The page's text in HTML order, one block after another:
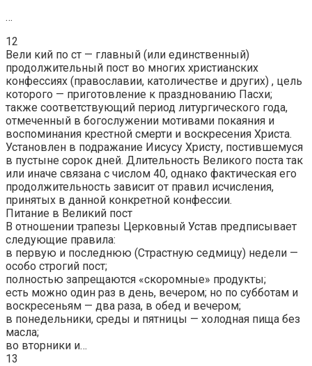
…
12
Вели кий по ст — главный (или единственный)
продолжительный пост во многих христианских
конфессиях (православии, католичестве и других) , цель
которого — приготовление к празднованию Пасхи;
также соответствующий период литургического года,
отмеченный в богослужении мотивами покаяния и
воспоминания крестной смерти и воскресения Христа.
Установлен в подражание Иисусу Христу, постившемуся
в пустыне сорок дней. Длительность Великого поста так
или иначе связана с числом 40, однако фактическая его
продолжительность зависит от правил исчисления,
принятых в данной конкретной конфессии.
Питание в Великий пост
В отношении трапезы Церковный Устав предписывает
следующие правила:
в первую и последнюю (Страстную седмицу) недели —
особо строгий пост;
полностью запрещаются «скоромные» продукты;
есть можно один раз в день, вечером; но по субботам и
воскресеньям — два раза, в обед и вечером;
в понедельники, среды и пятницы — холодная пища без
масла;
во вторники и…
13